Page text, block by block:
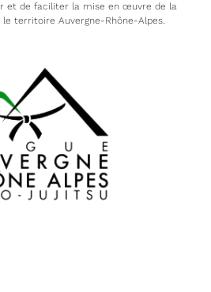
et de faciliter la mise en œuvre de la
territoire Auvergne-Rhône-Alpes.